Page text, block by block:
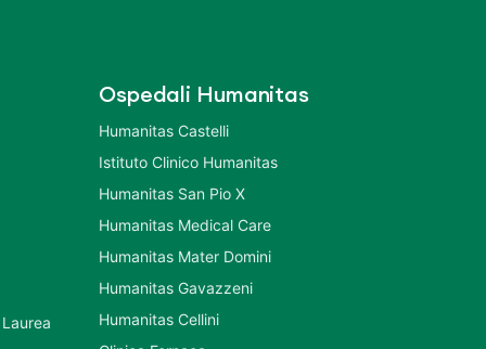
Ospedali Humanitas
Humanitas Castelli
Istituto Clinico Humanitas
Humanitas San Pio X
Humanitas Medical Care
Humanitas Mater Domini
Humanitas Gavazzeni
Humanitas Cellini